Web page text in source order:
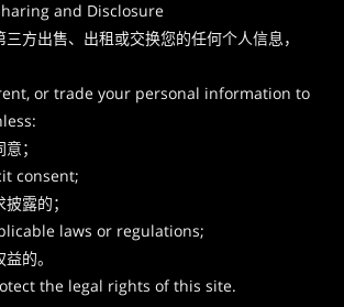
and Disclosure
方出售、出租或交换您的任何个人信息，
or trade your personal information to
；
consent;
露的；
laws or regulations;
的。
the legal rights of this site.